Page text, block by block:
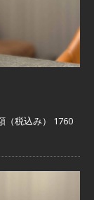
（税込み） 1760